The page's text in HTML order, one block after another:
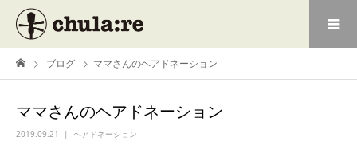
ブログ ママさんのヘアドネーション
ママさんのヘアドネーション
2019.09.21 ヘアドネーション